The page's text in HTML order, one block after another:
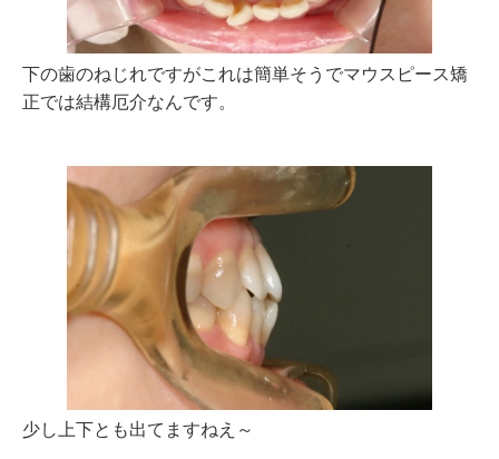
下の歯のねじれですがこれは簡単そうでマウスピース矯
正では結構厄介なんです。
少し上下とも出てますねえ～